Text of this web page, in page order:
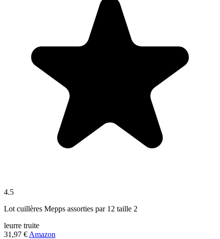
4.5
Lot cuillères Mepps assorties par 12 taille 2
leurre truite
31,97 € Amazon